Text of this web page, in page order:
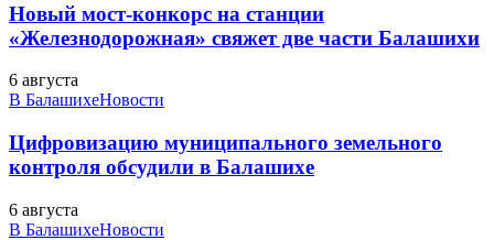
Новый мост-конкорс на станции
«Железнодорожная» свяжет две части Балашихи
6 августа
В БалашихеНовости
Цифровизацию муниципального земельного
контроля обсудили в Балашихе
6 августа
В БалашихеНовости